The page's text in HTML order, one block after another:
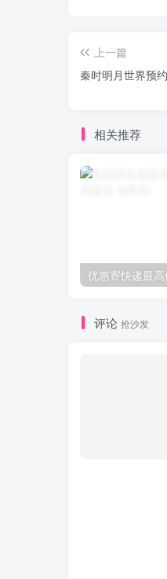
上一篇
秦时明月世界预
相关推荐
评论 抢沙发